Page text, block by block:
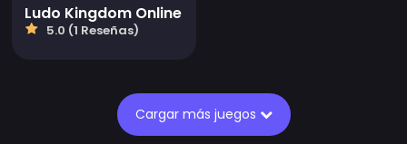
Ludo Kingdom Online
5.0 (1 Reseñas)
Cargar más juegos